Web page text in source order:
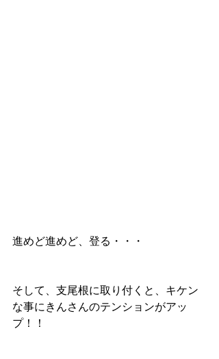
進めど進めど、登る・・・
そして、支尾根に取り付くと、キケン
な事にきんさんのテンションがアッ
プ！！